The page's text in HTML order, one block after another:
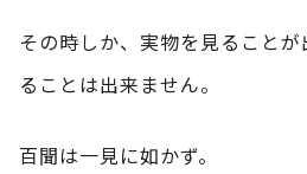
その時しか、実物を見ること
ることは出来ません。
百聞は一見に如かず。